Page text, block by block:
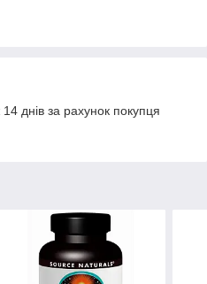
днів за рахунок покупця